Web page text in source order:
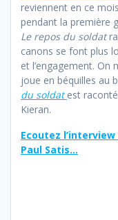
reviennent en ce
pendant la première
Le repos du soldat
canons se font plus
et l’engagement.
joue en béquilles au
du soldatest
Kieran.
Ecoutez
Paul Satis…